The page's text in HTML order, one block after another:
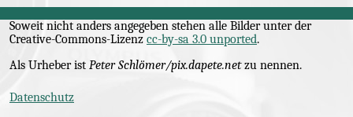
Soweit nicht anders angegeben stehen alle Bilder unter der
Creative-Commons-Lizenz cc-by-sa 3.0 unported.
Als Urheber ist Peter Schlömer/pix.dapete.netzu nennen.
Datenschutz